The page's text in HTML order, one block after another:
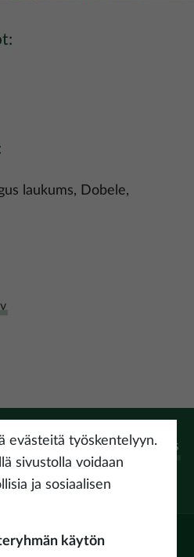
laukums, Dobele,
PinterestYoutubeThreads
evästeitä työskentelyyn.
sivustolla voidaan
ja sosiaalisen
käytön